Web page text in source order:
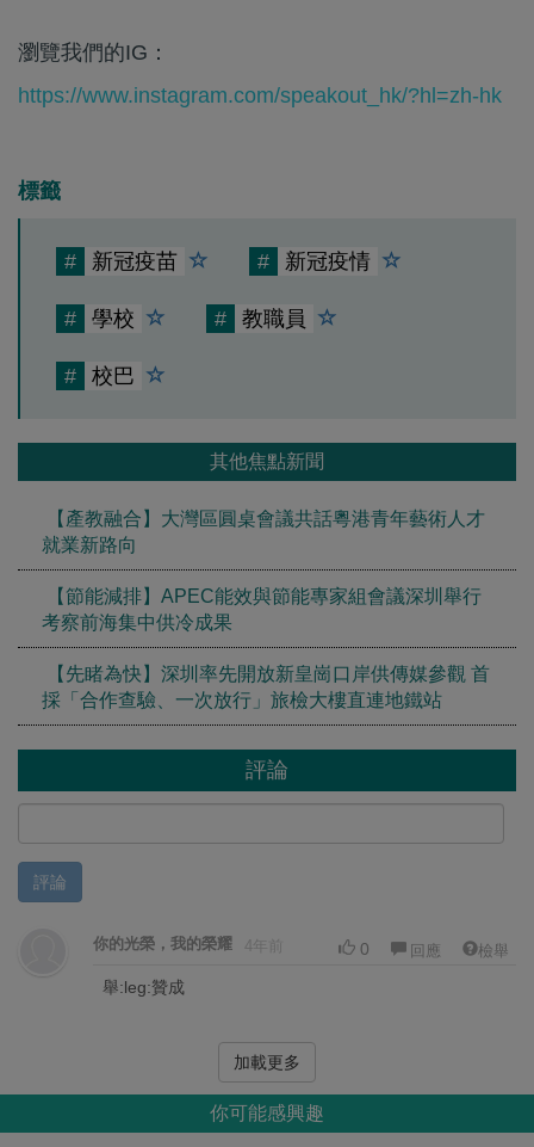
瀏覽我們的IG：
https://www.instagram.com/speakout_hk/?hl=zh-hk
標籤
# 新冠疫苗 # 新冠疫情
# 學校 # 教職員
# 校巴
其他焦點新聞
【產教融合】大灣區圓桌會議共話粵港青年藝術人才
就業新路向
【節能減排】APEC能效與節能專家組會議深圳舉行
考察前海集中供冷成果
【先睹為快】深圳率先開放新皇崗口岸供傳媒參觀 首
採「合作查驗、一次放行」旅檢大樓直連地鐵站
評論
評論
你的光榮，我的榮耀 4年前 0 回應 檢舉
舉:leg:贊成
加載更多
你可能感興趣